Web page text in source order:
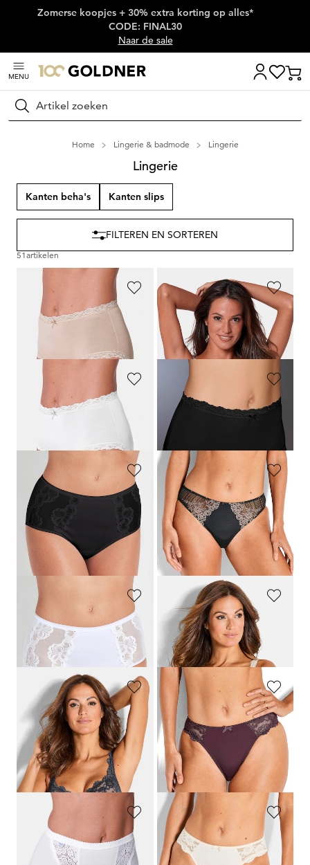
Skip naar hoofdinhoud
Zomerse koopjes + 30% extra korting op alles*
CODE: FINAL30
Naar de sale
MENU
Zoeken
Home Lingerie & badmode Lingerie
Lingerie
Kanten beha's Kanten slips
51artikelen
FILTEREN EN SORTEREN
NINA V. C.
Tailleslip, set van 3
TRIUMPH
Kanten BH met beugels
58,85 €
NINA V. C.
Tailleslip, set van 3
NINA V. C.
Tailleslip, set van 3
34,95 €
NINA V. C.
12,95 €
SASSA
Heupslip met gebloemd kant
7,47 €
14,95 €
Laagste prijs van de afgelopen 30
dagen**: 8,97 €
(-16%)
NINA V. C.
12,95 €
SASSA
Kanten BH met beugels
29,95 €
SASSA
Kanten BH met beugels
23,96 €29,95 €
Laagste prijs van de afgelopen 30
dagen**: 29,95 € (-20%)
SASSA
Heupslip van vrouwelijk kant
11,96 €14,95 €
Laagste prijs van de afgelopen 30
dagen**: 14,95 €
(-20%)
Tailleslip, set van 4
SASSA
Heupslip van vrouwelijk kant
14,95 €